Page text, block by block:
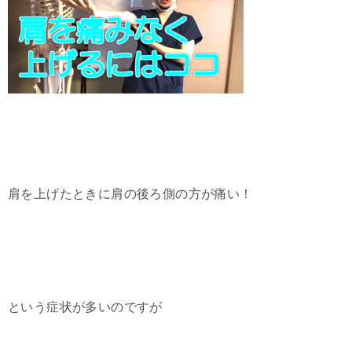
肩を上げたときに肩の後ろ側の方が痛い！
という症状が多いのですが